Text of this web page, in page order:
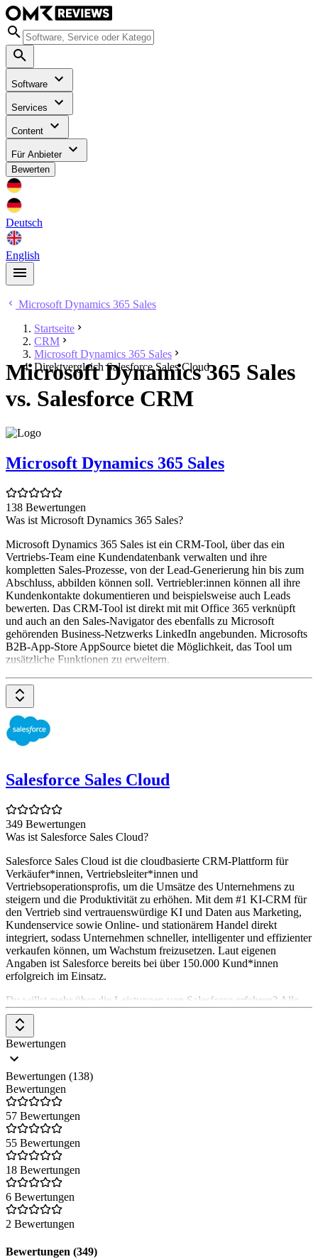
Software
Services
Content
Für Anbieter
Bewerten
Deutsch
English
Microsoft Dynamics 365 Sales
Startseite
CRM
Microsoft Dynamics 365 Sales
Direktvergleich Salesforce Sales Cloud
Microsoft Dynamics 365 Sales
vs. Salesforce CRM
Microsoft Dynamics 365 Sales
138 Bewertungen
Was ist Microsoft Dynamics 365 Sales?
Microsoft Dynamics 365 Sales ist ein CRM-Tool, über das ein
Vertriebs-Team eine Kundendatenbank verwalten und ihre
kompletten Sales-Prozesse, von der Lead-Generierung hin bis zum
Abschluss, abbilden können soll. Vertriebler:innen können all ihre
Kundenkontakte dokumentieren und beispielsweise auch Leads
bewerten. Das CRM-Tool ist direkt mit mit Office 365 verknüpft
und auch an den Sales-Navigator des ebenfalls zu Microsoft
gehörenden Business-Netzwerks LinkedIn angebunden. Microsofts
B2B-App-Store AppSource bietet die Möglichkeit, das Tool um
zusätzliche Funktionen zu erweitern.
Salesforce Sales Cloud
349 Bewertungen
Was ist Salesforce Sales Cloud?
Salesforce Sales Cloud ist die cloudbasierte CRM-Plattform für
Verkäufer*innen, Vertriebsleiter*innen und
Vertriebsoperationsprofis, um die Umsätze des Unternehmens zu
steigern und die Produktivität zu erhöhen. Mit dem #1 KI-CRM für
den Vertrieb sind vertrauenswürdige KI und Daten aus Marketing,
Kundenservice sowie Online- und stationärem Handel direkt
integriert, sodass Unternehmen schneller, intelligenter und effizienter
verkaufen können, um Wachstum freizusetzen. Laut eigenen
Angaben ist Salesforce bereits bei über 150.000 Kund*innen
erfolgreich im Einsatz.
Du willst mehr über die Leistungen von Salesforce erfahren? Alle
Tools und hilfreiche Artikel zu den Produkten findest du auf der
Company-Overview-Seite von Saleforce
Bewertungen
Bewertungen (138)
Bewertungen
57 Bewertungen
55 Bewertungen
18 Bewertungen
6 Bewertungen
2 Bewertungen
Bewertungen (349)